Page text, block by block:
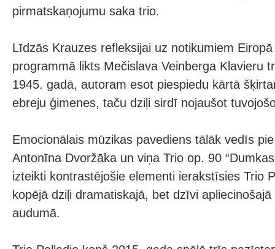
pirmatskaņojumu saka trio.
Līdzās Krauzes refleksijai uz notikumiem
programmā likts Mečislava Veinberga Klavieru
1945. gadā, autoram esot piespiedu kārtā
ebreju ģimenes, taču dziļi sirdī nojaušot
Emocionālais mūzikas pavediens tālāk vedīs
Antonīna Dvoržāka un viņa Trio op. 90
izteikti kontrastējošie elementi ierakstīsies Trio
kopējā dziļi dramatiskajā, bet dzīvi
audumā.